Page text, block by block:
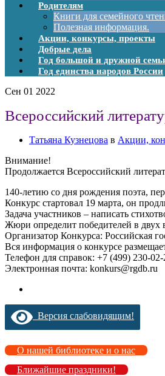
Родителям
Книги для семейного
Полезная информация.
Акции, конкурсы, проекты
Добрые дела
Год большой и дружной
Год единства народов России
Сен 01 2022
Всероссийский
Татьяна Кузнецова в Акции,
Внимание!
Продолжается Всероссийский
140-летию со дня рождения поэта,
Конкурс стартовал 19 марта, он
Задача участников – написать
Жюри определит победителей в двух
Организатор Конкурса: Российская
Вся информация о конкурсе
Телефон для справок: +7 (499) 230-
Электронная почта: konkurs@rgdb.ru
Версия слабовидящим!
О нашей библиотеке и о нас
Ближайшие праздники!